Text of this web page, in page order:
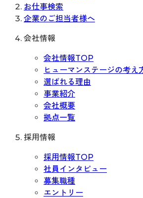
お仕事検索
企業のご担当者様へ
会社情報
会社情報TOP
ヒューマンステージの考え
選ばれる理由
事業紹介
会社概要
拠点一覧
採用情報
採用情報TOP
社員インタビュー
募集職種
エントリー